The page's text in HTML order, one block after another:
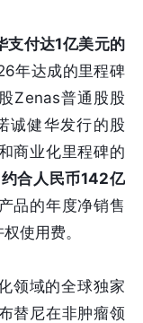
支付达1亿美元的
年达成的里程碑
Zenas普通股股
诚健华发行的股
商业化里程碑的
合人民币142亿
品的年度净销售
使用费。
领域的全球独家
替尼在非肿瘤领